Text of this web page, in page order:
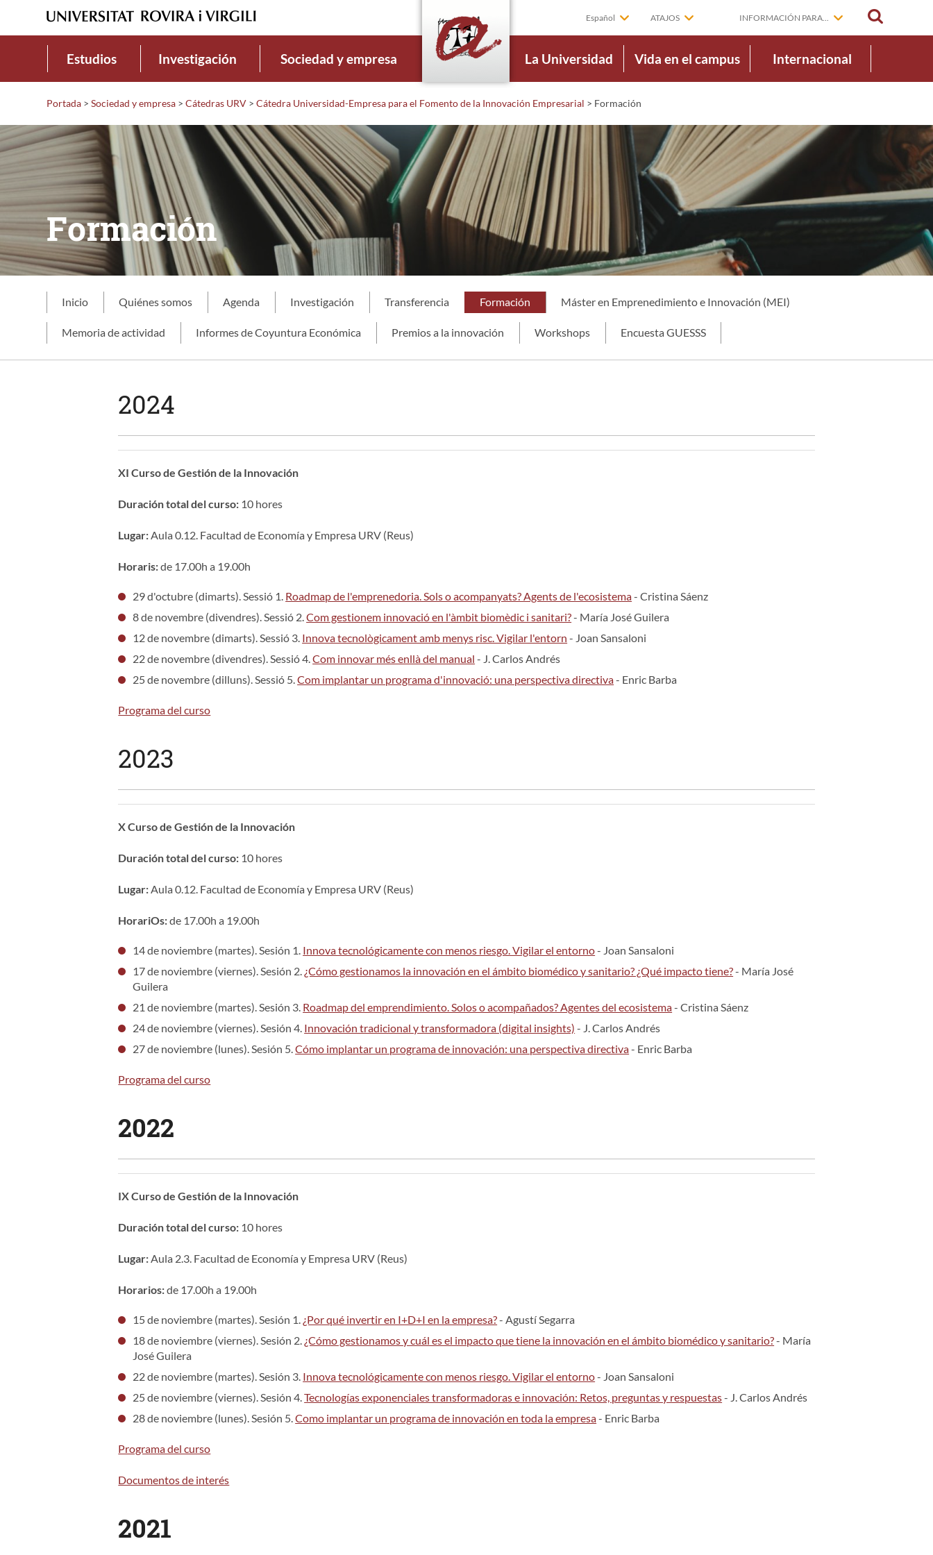
Español ATAJOS INFORMACIÓN PARA...
Estudios Investigación Sociedad y empresa La Universidad Vida en el campus Internacional
Portada > Sociedad y empresa > Cátedras URV > Cátedra Universidad-Empresa para el Fomento de la Innovación Empresarial > Formación
Formación
Inicio Quiénes somos Agenda Investigación Transferencia Formación Máster en Emprenedimiento e Innovación (MEI)
Memoria de actividad Informes de Coyuntura Económica Premios a la innovación Workshops Encuesta GUESSS
2024
XI Curso de Gestión de la Innovación
Duración total del curso: 10 hores
Lugar: Aula 0.12. Facultad de Economía y Empresa URV (Reus)
Horaris:de 17.00h a 19.00h
29 d'octubre (dimarts). Sessió 1. Roadmap de l'emprenedoria. Sols o acompanyats? Agents de l'ecosistema- Cristina Sáenz
8 de novembre (divendres). Sessió 2.Com gestionem innovació en l'àmbit biomèdic i sanitari?- María José Guilera
12 de novembre (dimarts). Sessió 3. Innova tecnològicament amb menys risc. Vigilar l'entorn - Joan Sansaloni
22 de novembre (divendres). Sessió 4.Com innovar més enllà del manual - J. Carlos Andrés
25 de novembre (dilluns). Sessió 5.Com implantar un programa d'innovació: una perspectiva directiva- Enric Barba
Programa del curso
2023
X Curso de Gestión de la Innovación
Duración total del curso: 10 hores
Lugar: Aula 0.12. Facultad de Economía y Empresa URV (Reus)
HorariOs:de 17.00h a 19.00h
14 de noviembre (martes). Sesión 1. Innova tecnológicamente con menos riesgo. Vigilar el entorno- Joan Sansaloni
17 de noviembre (viernes). Sesión 2. ¿Cómo gestionamos la innovación en el ámbito biomédico y sanitario? ¿Qué impacto tiene?- María José
Guilera
21 de noviembre (martes). Sesión 3. Roadmap del emprendimiento. Solos o acompañados? Agentes del ecosistema- Cristina Sáenz
24 de noviembre (viernes). Sesión 4. Innovación tradicional y transformadora (digital insights) - J. Carlos Andrés
27 de noviembre (lunes). Sesión 5.Cómo implantar un programa de innovación: una perspectiva directiva- Enric Barba
Programa del curso
2022
IX Curso de Gestión de la Innovación
Duración total del curso: 10 hores
Lugar: Aula 2.3. Facultad de Economía y Empresa URV (Reus)
Horarios:de 17.00h a 19.00h
15 de noviembre (martes). Sesión 1. ¿Por qué invertir en I+D+I en la empresa?- Agustí Segarra
18 de noviembre (viernes). Sesión 2. ¿Cómo gestionamos y cuál es el impacto que tiene la innovación en el ámbito biomédico y sanitario?- María
José Guilera
22 de noviembre (martes). Sesión 3. Innova tecnológicamente con menos riesgo. Vigilar el entorno- Joan Sansaloni
25 de noviembre (viernes). Sesión 4.Tecnologías exponenciales transformadoras e innovación: Retos, preguntas y respuestas- J. Carlos Andrés
28 de noviembre (lunes). Sesión 5.Como implantar un programa de innovación en toda la empresa- Enric Barba
Programa del curso
Documentos de interés
2021